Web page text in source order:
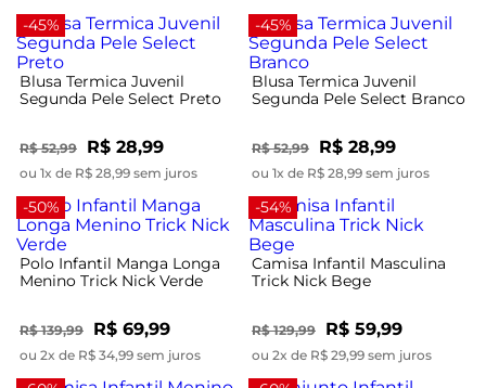
-45%
Blusa Termica Juvenil
Segunda Pele Select Preto
R$ 52,99 R$ 28,99
ou 1x de R$ 28,99 sem juros
-45%
Blusa Termica Juvenil
Segunda Pele Select Branco
R$ 52,99 R$ 28,99
ou 1x de R$ 28,99 sem juros
-50%
Polo Infantil Manga Longa
Menino Trick Nick Verde
R$ 139,99 R$ 69,99
ou 2x de R$ 34,99 sem juros
-54%
Camisa Infantil Masculina
Trick Nick Bege
R$ 129,99 R$ 59,99
ou 2x de R$ 29,99 sem juros